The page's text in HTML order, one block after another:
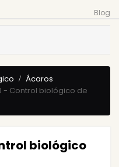
Blog
Ácaros
- Control biológico de
biológico